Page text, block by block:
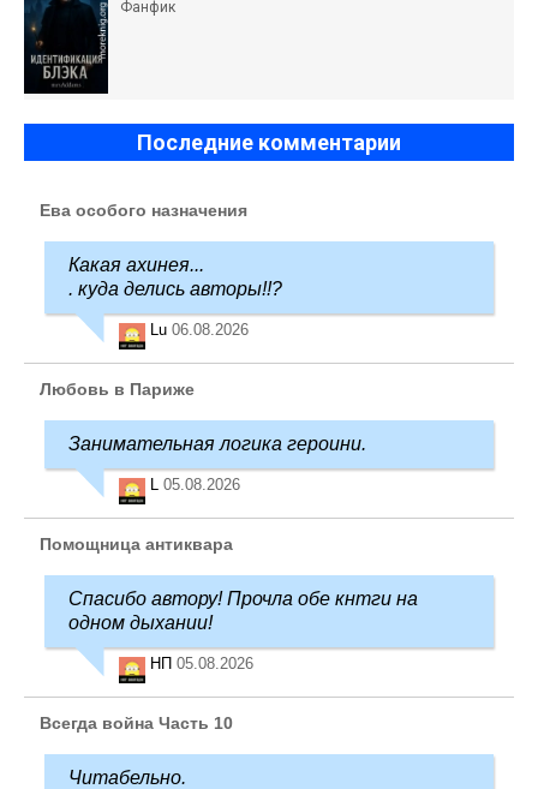
Фанфик
Последние комментарии
Ева особого назначения
Какая ахинея...
. куда делись авторы!!?
Lu 06.08.2026
Любовь в Париже
Занимательная логика героини.
05.08.2026
Помощница антиквара
Спасибо автору! Прочла обе кнтги на
одном дыхании!
НП 05.08.2026
Всегда война Часть 10
Читабельно.